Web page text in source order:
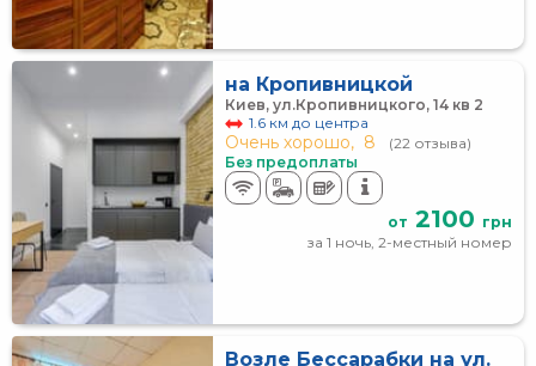
на Кропивницкой
Киев, ул.Кропивницкого, 14 кв 2
1.6 км до центра
Очень хорошо, 8
(22 отзыва)
Без предоплаты
от 2100 грн
за 1 ночь, 2-местный номер
Возле Бессарабки на ул.